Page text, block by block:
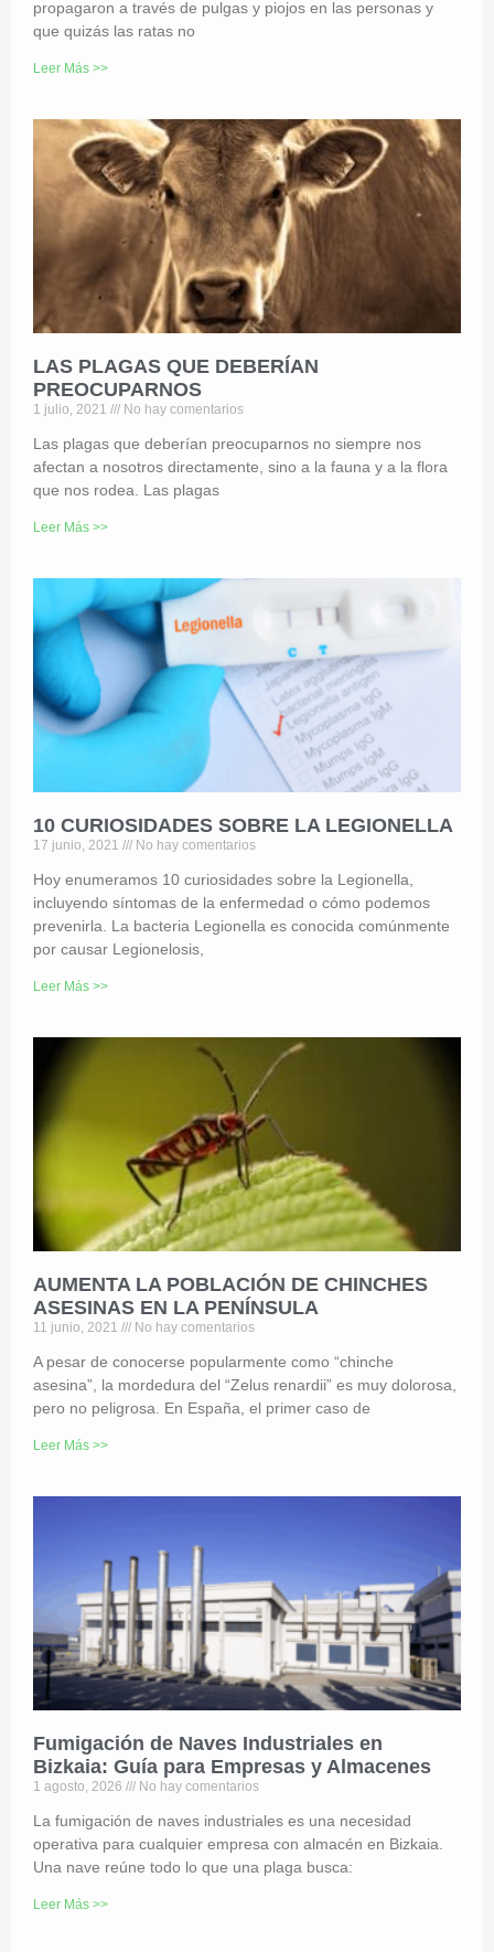
propagaron a través de pulgas y piojos en las personas y
que quizás las ratas no
Leer Más >>
LAS PLAGAS QUE DEBERÍAN
PREOCUPARNOS
1 julio, 2021 No hay comentarios
Las plagas que deberían preocuparnos no siempre nos
afectan a nosotros directamente, sino a la fauna y a la flora
que nos rodea. Las plagas
Leer Más >>
10 CURIOSIDADES SOBRE LA LEGIONELLA
17 junio, 2021 No hay comentarios
Hoy enumeramos 10 curiosidades sobre la Legionella,
incluyendo síntomas de la enfermedad o cómo podemos
prevenirla. La bacteria Legionella es conocida comúnmente
por causar Legionelosis,
Leer Más >>
AUMENTA LA POBLACIÓN DE CHINCHES
ASESINAS EN LA PENÍNSULA
11 junio, 2021 No hay comentarios
A pesar de conocerse popularmente como “chinche
asesina”, la mordedura del “Zelus renardii” es muy dolorosa,
pero no peligrosa. En España, el primer caso de
Leer Más >>
Fumigación de Naves Industriales en
Bizkaia: Guía para Empresas y Almacenes
1 agosto, 2026 No hay comentarios
La fumigación de naves industriales es una necesidad
operativa para cualquier empresa con almacén en Bizkaia.
Una nave reúne todo lo que una plaga busca:
Leer Más >>